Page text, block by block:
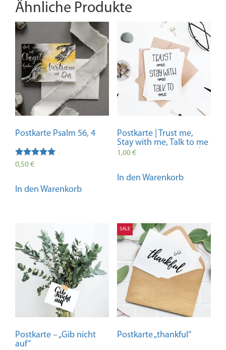
Ähnliche Produkte
Postkarte Psalm 56, 4
Bewertet mit
0,50€
In den Warenkorb
Postkarte | Trust me,
Stay with me, Talk to me
| Christlich | Bibelvers |
| Jesus | Glaube
1,00€
In den Warenkorb
Postkarte – „Gib nicht
auf“
SALE
Postkarte „thankful“